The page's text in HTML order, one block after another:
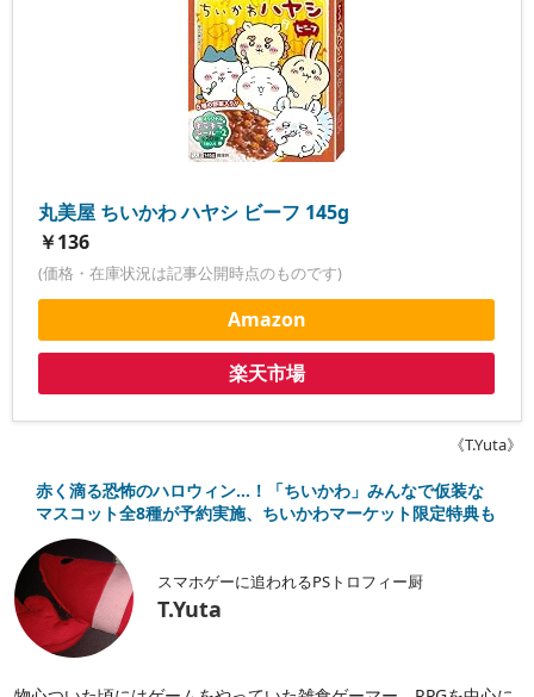
丸美屋 ちいかわ ハヤシ ビーフ 145g
￥136
(価格・在庫状況は記事公開時点のものです)
Amazon
楽天市場
《T.Yuta》
赤く滴る恐怖のハロウィン…！「ちいかわ」みんなで仮装な
マスコット全8種が予約実施、ちいかわマーケット限定特典も
スマホゲーに追われるPSトロフィー厨
T.Yuta